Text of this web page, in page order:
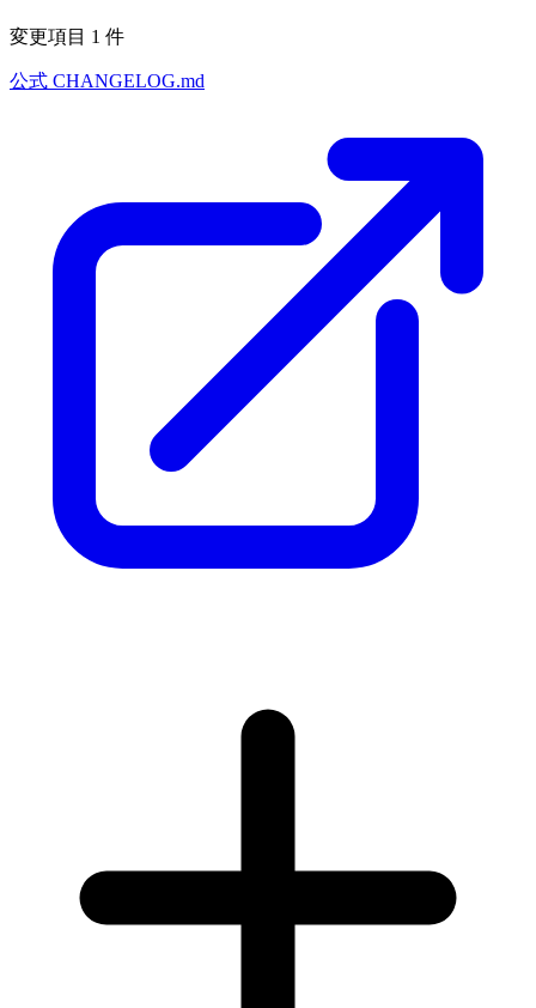
変更項目 1 件
公式 CHANGELOG.md